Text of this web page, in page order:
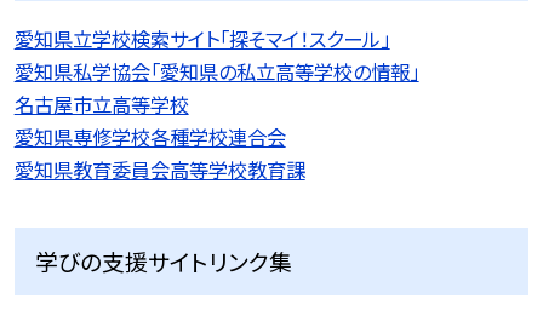
愛知県立学校検索サイト「探そマイ！スクール」
愛知県私学協会「愛知県の私立高等学校の情報」
名古屋市立高等学校
愛知県専修学校各種学校連合会
愛知県教育委員会高等学校教育課
学びの支援サイトリンク集